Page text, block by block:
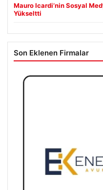
Mauro Icardi’nin Sosyal
Yükseltti
Son Eklenen Firmalar